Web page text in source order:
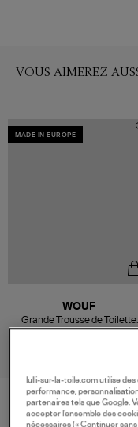
VOUS AIMEREZ
MADE IN EUROPE
WOUF
Grande Trousse de Toilette
Gaia Bleu
lulli-sur-la-toile.com utilise
performance,
partenaires tels que Google.
accepter l’ensemble des
nécessaires (« Continuer